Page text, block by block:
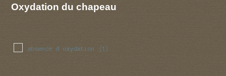
Oxydation du chapeau
absence d oxydation (1)